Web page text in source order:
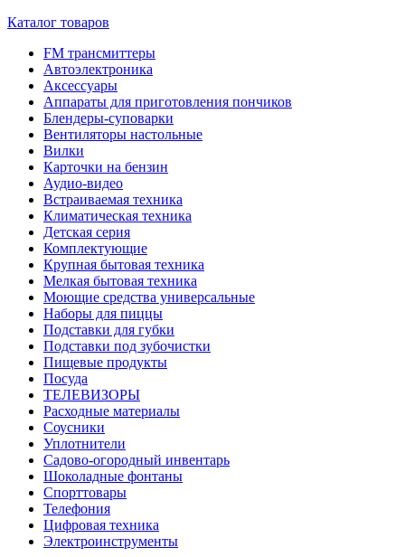
Каталог товаров
FM трансмиттеры
Автоэлектроника
Аксессуары
Аппараты для приготовления пончиков
Блендеры-суповарки
Вентиляторы настольные
Вилки
Карточки на бензин
Аудио-видео
Встраиваемая техника
Климатическая техника
Детская серия
Комплектующие
Крупная бытовая техника
Мелкая бытовая техника
Моющие средства универсальные
Наборы для пиццы
Подставки для губки
Подставки под зубочистки
Пищевые продукты
Посуда
ТЕЛЕВИЗОРЫ
Расходные материалы
Соусники
Уплотнители
Садово-огородный инвентарь
Шоколадные фонтаны
Спорттовары
Телефония
Цифровая техника
Электроинструменты